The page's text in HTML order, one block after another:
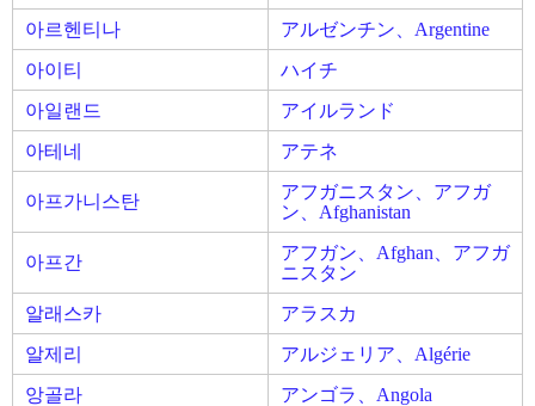
아르헨티나
アルゼンチン、Argentine
아이티
ハイチ
아일랜드
アイルランド
아테네
アテネ
아프가니스탄
アフガニスタン、アフガ
ン、Afghanistan
아프간
アフガン、Afghan、アフガ
ニスタン
알래스카
アラスカ
알제리
アルジェリア、Algérie
앙골라
アンゴラ、Angola